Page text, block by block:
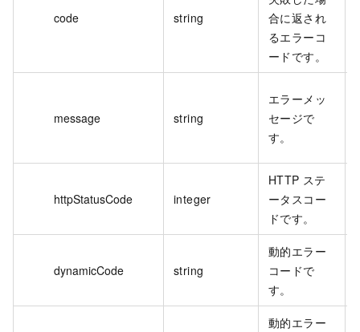
code string
合に返され
るエラーコ
ードです。
message string
エラーメッ
セージで
す。
httpStatusCode integer
HTTP ステ
ータスコー
ドです。
dynamicCode string
動的エラー
コードで
す。
動的エラー